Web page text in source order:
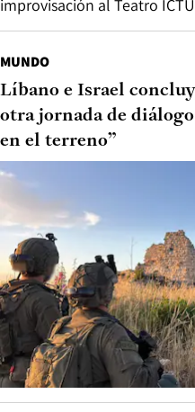
improvisación al Teatro
MUNDO
Líbano e Israel
otra jornada de
en el terreno”